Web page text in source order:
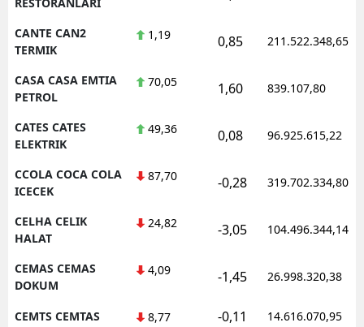
CANTE CAN2
TERMIK
1,19 0,85 211.522.348,65
CASA CASA EMTIA
PETROL
70,05 1,60 839.107,80
CATES CATES
ELEKTRIK
49,36 0,08 96.925.615,22
CCOLA COCA COLA
ICECEK
87,70 -0,28 319.702.334,80
CELHA CELIK
HALAT
24,82 -3,05 104.496.344,14
CEMAS CEMAS
DOKUM
4,09 -1,45 26.998.320,38
CEMTS CEMTAS 8,77 -0,11 14.616.070,95